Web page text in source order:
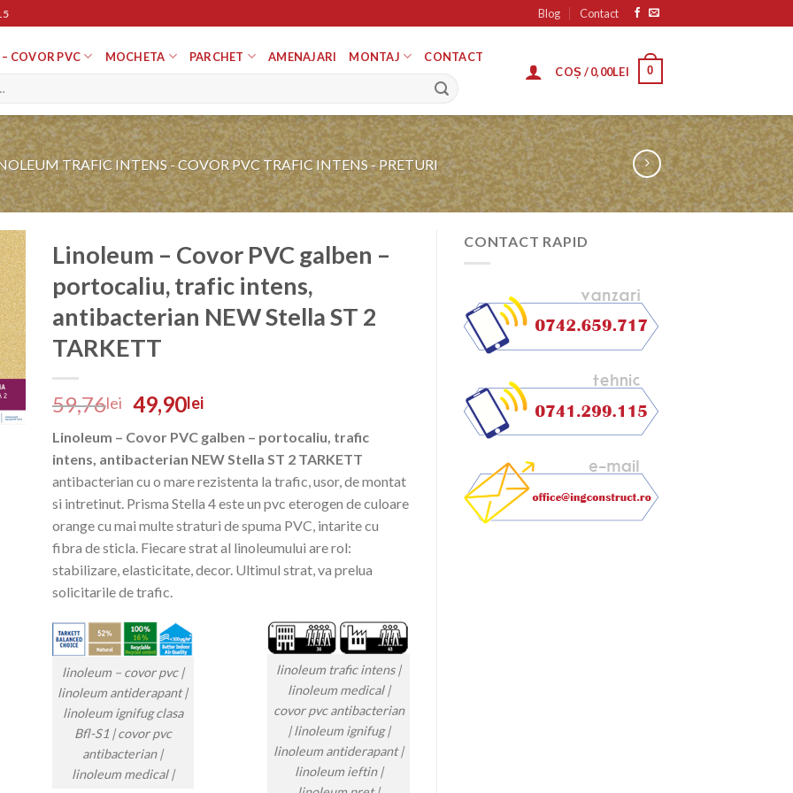
Blog Contact
COVOR PVC MOCHETA PARCHET AMENAJARI MONTAJ
CONTACT
COȘ /0,00LEI 0
TRAFIC INTENS - COVOR PVC TRAFIC INTENS - PRETURI
Linoleum – Covor PVC galben –
portocaliu, trafic intens,
antibacterian NEW Stella ST 2
TARKETT
59,76lei 49,90lei
Linoleum – Covor PVC galben – portocaliu, trafic
intens, antibacterian NEW Stella ST 2 TARKETT
antibacterian cu o mare rezistenta la trafic, usor, de montat
si intretinut. Prisma Stella 4 este un pvc eterogen de culoare
orange cu mai multe straturi de spuma PVC, intarite cu
fibra de sticla. Fiecare strat al linoleumului are rol:
stabilizare, elasticitate, decor. Ultimul strat, va prelua
solicitarile de trafic.
linoleum trafic intens |
linoleum medical |
covor pvc antibacterian
| linoleum ignifug |
linoleum antiderapant |
linoleum ieftin |
linoleum – covor pvc |
linoleum antiderapant |
linoleum ignifug clasa
Bfl-S1 | covor pvc
antibacterian |
linoleum medical |
CONTACT RAPID